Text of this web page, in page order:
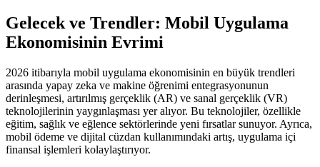
Gelecek ve Trendler: Mobil Uygulama
Ekonomisinin Evrimi
2026 itibarıyla mobil uygulama ekonomisinin en büyük trendleri
arasında yapay zeka ve makine öğrenimi entegrasyonunun
derinleşmesi, artırılmış gerçeklik (AR) ve sanal gerçeklik (VR)
teknolojilerinin yaygınlaşması yer alıyor. Bu teknolojiler, özellikle
eğitim, sağlık ve eğlence sektörlerinde yeni fırsatlar sunuyor. Ayrıca,
mobil ödeme ve dijital cüzdan kullanımındaki artış, uygulama içi
finansal işlemleri kolaylaştırıyor.